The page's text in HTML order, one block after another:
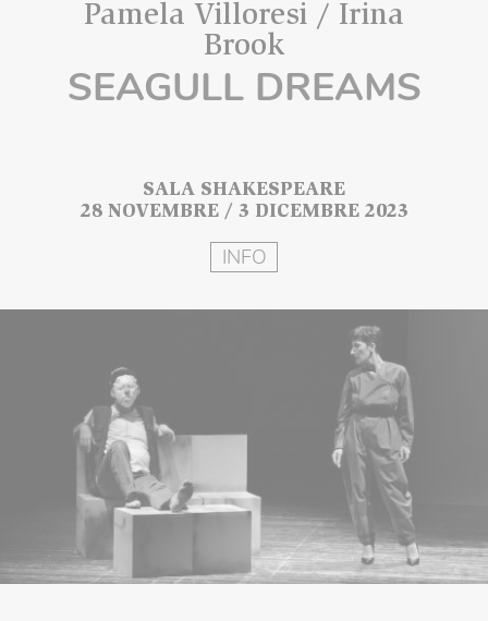
Pamela Villoresi / Irina
Brook
SEAGULL DREAMS
SALA SHAKESPEARE
28 NOVEMBRE / 3 DICEMBRE 2023
INFO